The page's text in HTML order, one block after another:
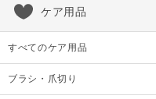
ケア用品
すべてのケア用品
ブラシ・爪切り